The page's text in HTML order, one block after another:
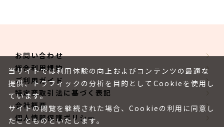
お問い合わせ
総合利用規約
ご利用ガイド
特定商取引法に基づく表記
会社概要
個人情報保護ポリシー
当サイトでは利用体験の向上およびコンテンツの最適な
提供、トラフィックの分析を目的としてCookieを使用し
ています。
サイトの閲覧を継続された場合、Cookieの利用に同意し
たことものといたします。